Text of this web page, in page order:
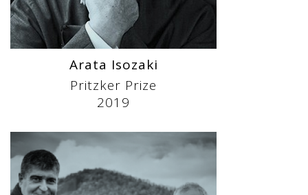
Arata Isozaki
Pritzker Prize
2019